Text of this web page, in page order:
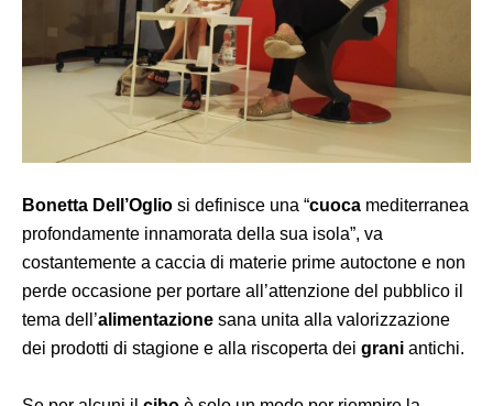
Bonetta Dell’Oglio si definisce una “cuoca mediterranea
profondamente innamorata della sua isola”, va
costantemente a caccia di materie prime autoctone e non
perde occasione per portare all’attenzione del pubblico il
tema dell’alimentazione sana unita alla valorizzazione
dei prodotti di stagione e alla riscoperta dei grani antichi.